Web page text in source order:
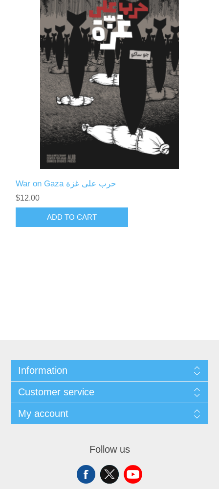
War on Gaza حرب على غزة
$12.00
ADD TO CART
Information
Customer service
My account
Follow us